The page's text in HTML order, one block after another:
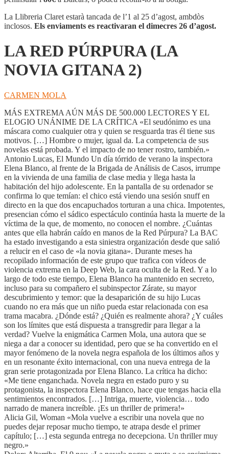
(LA
NOVIA
GITANA
La Llibreria Claret estarà tancada de l’1 al 25 d’agost, ambdòs
inclosos. Els enviaments es reactivaran el dimecres 26 d’agost.
LA RED PÚRPURA (LA
NOVIA GITANA 2)
CARMEN MOLA
MÁS EXTREMA AÚN MÁS DE 500.000 LECTORES Y EL
ELOGIO UNÁNIME DE LA CRÍTICA «El seudónimo es una
máscara como cualquier otra y quien se resguarda tras él tiene sus
motivos. […] Hombre o mujer, igual da. La competencia de sus
novelas está probada. Y el impacto de no tener rostro, también.»
Antonio Lucas, El Mundo Un día tórrido de verano la inspectora
Elena Blanco, al frente de la Brigada de Análisis de Casos, irrumpe
en la vivienda de una familia de clase media y llega hasta la
habitación del hijo adolescente. En la pantalla de su ordenador se
confirma lo que temían: el chico está viendo una sesión snuff en
directo en la que dos encapuchados torturan a una chica. Impotentes,
presencian cómo el sádico espectáculo continúa hasta la muerte de la
víctima de la que, de momento, no conocen el nombre. ¿Cuántas
antes que ella habrán caído en manos de la Red Púrpura? La BAC
ha estado investigando a esta siniestra organización desde que salió
a relucir en el caso de «la novia gitana». Durante meses ha
recopilado información de este grupo que trafica con vídeos de
violencia extrema en la Deep Web, la cara oculta de la Red. Y a lo
largo de todo este tiempo, Elena Blanco ha mantenido en secreto,
incluso para su compañero el subinspector Zárate, su mayor
descubrimiento y temor: que la desaparición de su hijo Lucas
cuando no era más que un niño pueda estar relacionada con esa
trama macabra. ¿Dónde está? ¿Quién es realmente ahora? ¿Y cuáles
son los límites que está dispuesta a transgredir para llegar a la
verdad? Vuelve la enigmática Carmen Mola, una autora que se
niega a dar a conocer su identidad, pero que se ha convertido en el
mayor fenómeno de la novela negra española de los últimos años y
en un resonante éxito internacional, con una nueva entrega de la
gran serie protagonizada por Elena Blanco. La crítica ha dicho:
«Me tiene enganchada. Novela negra en estado puro y su
protagonista, la inspectora Elena Blanco, hace que tengas hacia ella
sentimientos encontrados. […] Intriga, muerte, violencia… todo
narrado de manera increíble. ¡Es un thriller de primera!»
Alicia Gil, Woman «Mola vuelve a escribir una novela que no
puedes dejar reposar mucho tiempo, te atrapa desde el primer
capítulo; […] esta segunda entrega no decepciona. Un thriller muy
negro.»